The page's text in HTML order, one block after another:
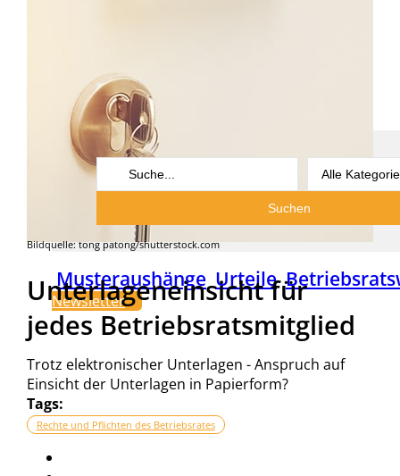
Suche
Search
...
Suchen
Musteraushänge Urteile
Newsletter
Bildquelle: tong patong/shutterstock.com
Unterlageneinsicht für
jedes Betriebsratsmitglied
Trotz elektronischer Unterlagen - Anspruch auf
Einsicht der Unterlagen in Papierform?
Tags:
Rechte und Pflichten des Betriebsrates